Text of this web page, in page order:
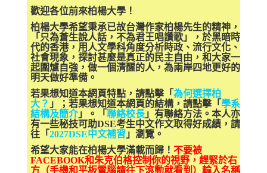
歡迎各位前來柏楊大學！
柏楊大學希望秉承已故台灣作家柏楊先生的精神，
「只為蒼生說人話，不為君王唱讚歌」，於黑暗時
代的香港，用人文學科角度分析時政、流行文化、
社會現象，探討甚麼是真正的民主自由，和大家一
起圍爐自強，做一個清醒的人，為兩岸四地更好的
明天做好準備。
若果想知道本網頁特點，請點擊「為何選擇柏
大？ 」；若果想知道本網頁的結構，請點擊「學系
結構及簡介」。「聯絡校長」有聯絡方法。本人亦
有一些秘技可助DSE考生中文作文取得好成績，請
往「2027DSE中文補習」瀏覽。
希望大家能在柏楊大學滿載而歸！ 不要被
FACEBOOK和朱克伯格控制你的視野，趕緊於右
方（手機和平板電腦請往下滾動就看到）輸入名稱